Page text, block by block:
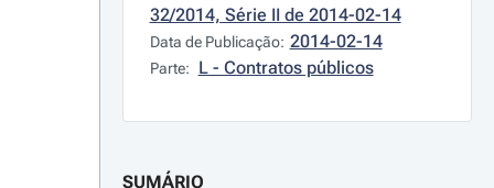
32/2014, Série II de 2014-02-14
Data de Publicação: 2014-02-14
Parte: L - Contratos públicos
SUMÁRIO